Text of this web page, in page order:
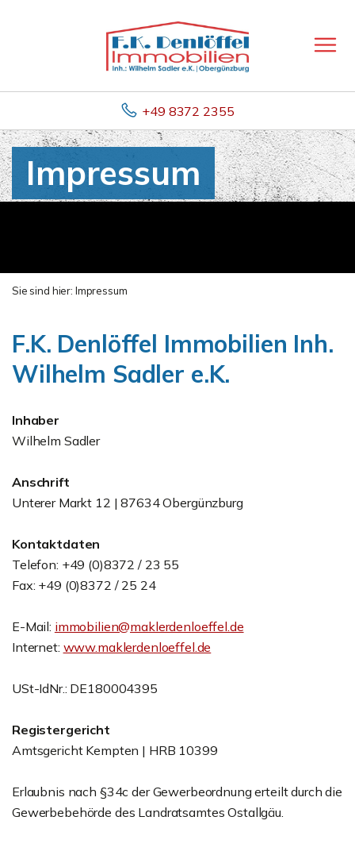
+49 8372 2355
Impressum
Sie sind hier: Impressum
F.K. Denlöffel Immobilien Inh.
Wilhelm Sadler e.K.
Inhaber
Wilhelm Sadler
Anschrift
Unterer Markt 12 | 87634 Obergünzburg
Kontaktdaten
Telefon: +49 (0)8372 / 23 55
Fax: +49 (0)8372 / 25 24
E-Mail: immobilien@maklerdenloeffel.de
Internet: www.maklerdenloeffel.de
USt-IdNr.: DE180004395
Registergericht
Amtsgericht Kempten | HRB 10399
Erlaubnis nach §34c der Gewerbeordnung erteilt durch die
Gewerbebehörde des Landratsamtes Ostallgäu.